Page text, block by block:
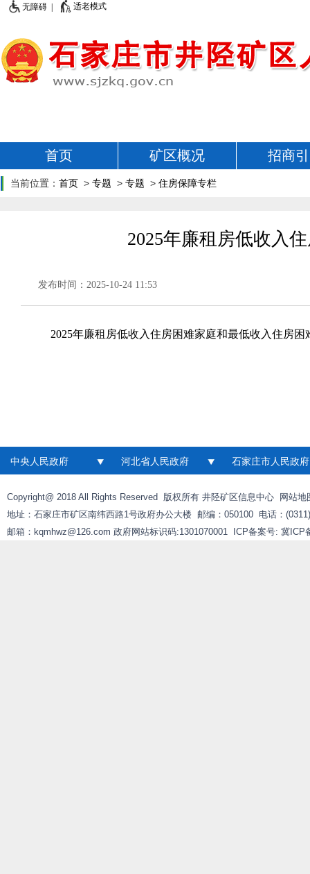
无障碍 | 适老模式
首页 矿区概况 招商
当前位置： 首页 > 专题 > 专题 > 住房保障专栏
2025年廉租房低收入
发布时间：2025-10-24 11:53
2025年廉租房低收入住房困难家庭和最低收入住房